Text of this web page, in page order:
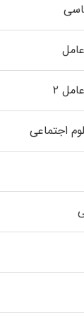
۲
اجتماعی